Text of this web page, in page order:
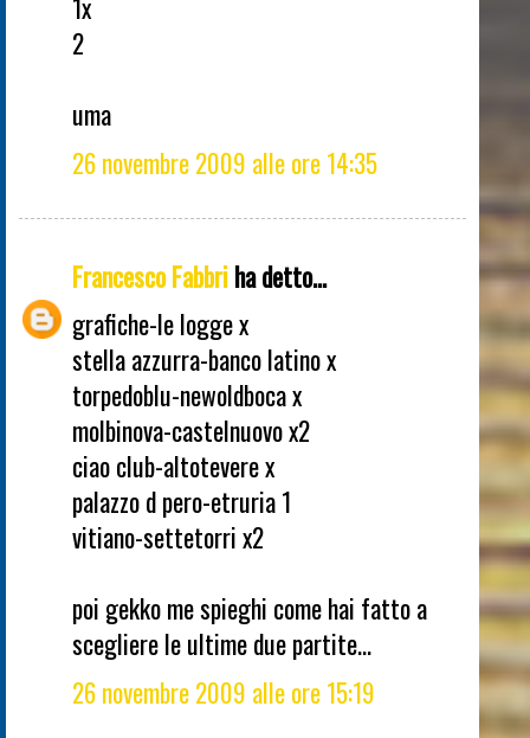
2
uma
26 novembre 2009 alle ore 14:35
Francesco Fabbriha detto...
grafiche-le logge x
stella azzurra-banco latino x
torpedoblu-newoldboca x
molbinova-castelnuovo x2
ciao club-altotevere x
palazzo d pero-etruria 1
vitiano-settetorri x2
poi gekko me spieghi come hai fatto a
scegliere le ultime due partite...
26 novembre 2009 alle ore 15:19